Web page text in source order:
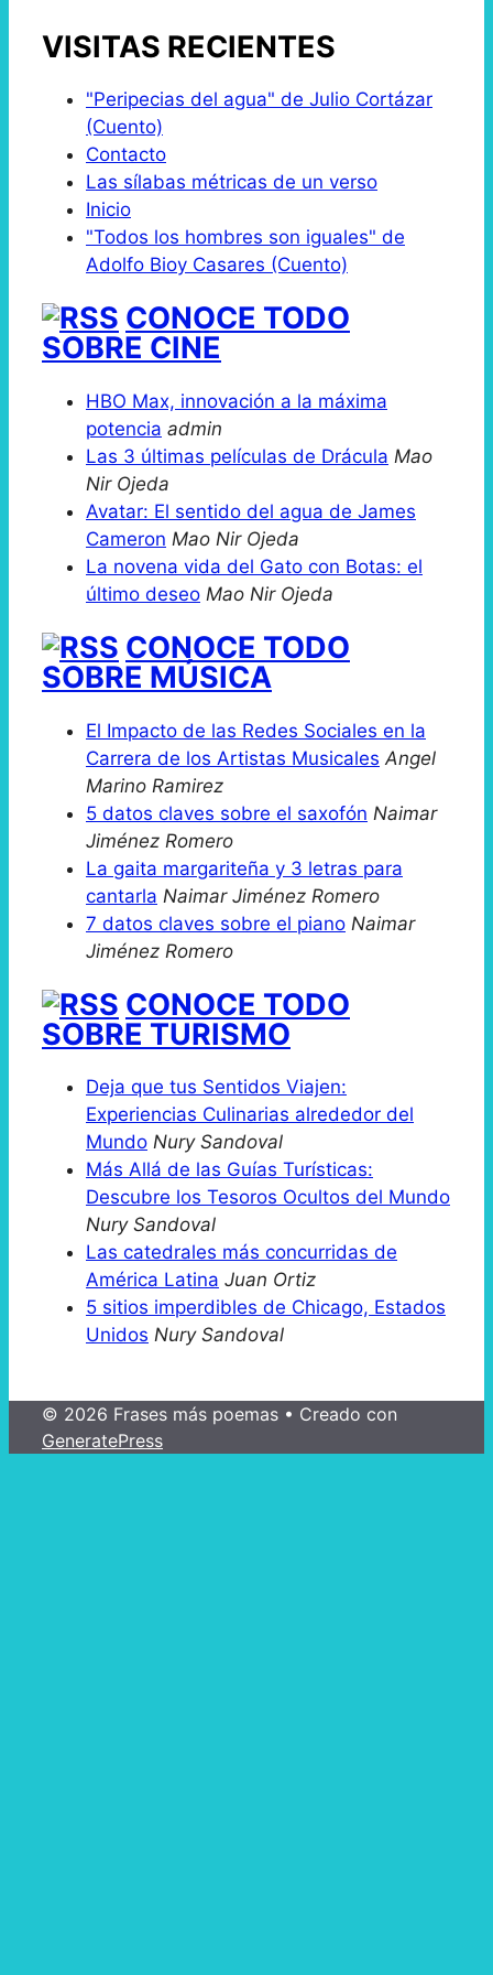
VISITAS RECIENTES
"Peripecias del agua" de Julio Cortázar
(Cuento)
Contacto
Las sílabas métricas de un verso
Inicio
"Todos los hombres son iguales" de
Adolfo Bioy Casares (Cuento)
CONOCE TODO
SOBRE CINE
HBO Max, innovación a la máxima
potencia admin
Las 3 últimas películas de Drácula Mao
Nir Ojeda
Avatar: El sentido del agua de James
Cameron Mao Nir Ojeda
La novena vida del Gato con Botas: el
último deseo Mao Nir Ojeda
CONOCE TODO
SOBRE MÚSICA
El Impacto de las Redes Sociales en la
Carrera de los Artistas Musicales Angel
Marino Ramirez
5 datos claves sobre el saxofón Naimar
Jiménez Romero
La gaita margariteña y 3 letras para
cantarla Naimar Jiménez Romero
7 datos claves sobre el piano Naimar
Jiménez Romero
CONOCE TODO
SOBRE TURISMO
Deja que tus Sentidos Viajen:
Experiencias Culinarias alrededor del
Mundo Nury Sandoval
Más Allá de las Guías Turísticas:
Descubre los Tesoros Ocultos del Mundo
Nury Sandoval
Las catedrales más concurridas de
América Latina Juan Ortiz
5 sitios imperdibles de Chicago, Estados
Unidos Nury Sandoval
© 2026 Frases más poemas • Creado con
GeneratePress